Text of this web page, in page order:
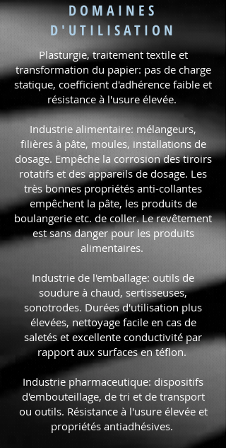
DOMAINES
D'UTILISATION
Plasturgie, traitement textile et
transformation du papier: pas de charge
statique, coefficient d'adhérence faible et
résistance à l'usure élevée.
Industrie alimentaire: mélangeurs,
filières à pâte, moules, installations de
dosage. Empêche la corrosion des tiroirs
rotatifs et des appareils de dosage. Les
très bonnes propriétés anti-collantes
empêchent la pâte, les produits de
boulangerie etc. de coller. Le revêtement
est sans danger pour les produits
alimentaires.
Industrie de l'emballage: outils de
soudure à chaud, sertisseuses,
sonotrodes. Durées d'utilisation plus
élevées, nettoyage facile en cas de
saletés et excellente conductivité par
rapport aux surfaces en téflon.
Industrie pharmaceutique: dispositifs
d'embouteillage, de tri et de transport
ou outils. Résistance à l'usure élevée et
propriétés antiadhésives.